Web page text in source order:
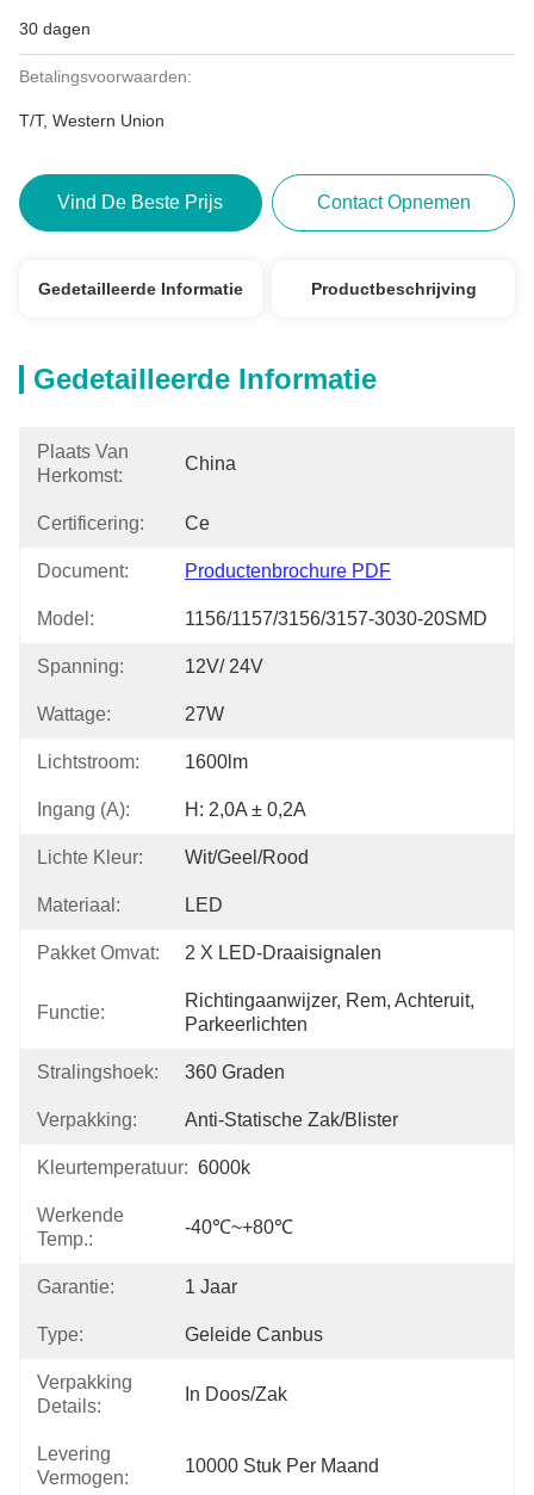
30 dagen
Betalingsvoorwaarden:
T/T, Western Union
Vind De Beste Prijs Contact Opnemen
Gedetailleerde Informatie Productbeschrijving
Gedetailleerde Informatie
Plaats Van
Herkomst:
China
Certificering: Ce
Document: Productenbrochure PDF
Model: 1156/1157/3156/3157-3030-20SMD
Spanning: 12V/ 24V
Wattage: 27W
Lichtstroom: 1600lm
Ingang (A): H: 2,0A ± 0,2A
Lichte Kleur: Wit/geel/rood
Materiaal: LED
Pakket Omvat: 2 X LED-Draaisignalen
Functie:
Richtingaanwijzer, Rem, Achteruit,
Parkeerlichten
Stralingshoek: 360 Graden
Verpakking: Anti-Statische Zak/blister
Kleurtemperatuur: 6000k
Werkende
Temp.:
-40℃~+80℃
Garantie: 1 Jaar
Type: Geleide Canbus
Verpakking
Details:
In Doos/zak
Levering
Vermogen:
10000 Stuk Per Maand